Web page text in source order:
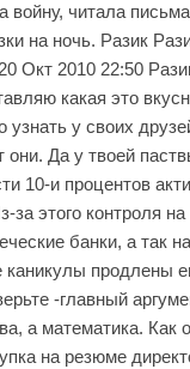
войну, читала
на ночь. Разик
Окт 2010 22:50
какая это
узнать у своих
они. Да у твоей
10-и процентов
за этого контроля
банки, а так
каникулы продлены
-главный
а математика. Как
на резюме